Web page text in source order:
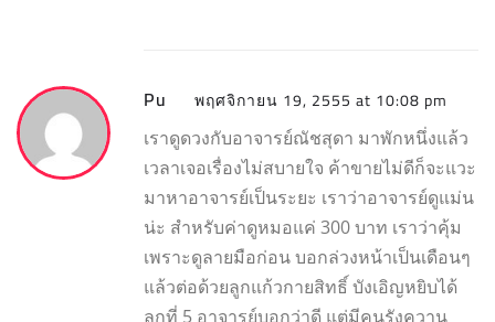
Pu พฤศจิกายน 19, 2555 at 10:08 pm
เราดูดวงกับอาจารย์ณัชสุดา มาพักหนึ่งแล้ว
เวลาเจอเรื่องไม่สบายใจ ค้าขายไม่ดีก็จะแวะ
มาหาอาจารย์เป็นระยะ เราว่าอาจารย์ดูแม่น
น่ะ สำหรับค่าดูหมอแค่ 300 บาท เราว่าคุ้ม
เพราะดูลายมือก่อน บอกล่วงหน้าเป็นเดือนๆ
แล้วต่อด้วยลูกแก้วกายสิทธิ์ บังเอิญหยิบได้
ลูกที่ 5 อาจารย์บอกว่าดี แต่มีคนรังควาน